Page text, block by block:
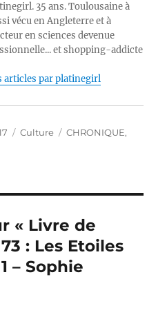
35 ans. Toulousaine à
vécu en Angleterre et à
en sciences devenue
et shopping-addicte
articles par platinegirl
Catégories
Culture Étiquettes
CHRONIQUE,
« Livre de
: Les Etoiles
– Sophie